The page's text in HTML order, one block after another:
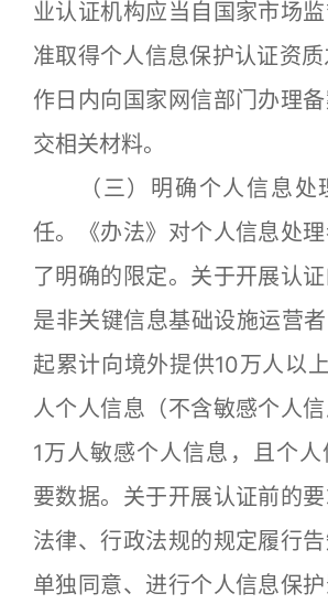
业认证机构应当自国家市场
准取得个人信息保护认证资
作日内向国家网信部门办理
交相关材料。
（三）明确个人信息处
任。《办法》对个人信息处
了明确的限定。关于开展认
是非关键信息基础设施运营者
起累计向境外提供10万人以
人个人信息（不含敏感个人
1万人敏感个人信息，且个
要数据。关于开展认证前的
法律、行政法规的规定履行
单独同意、进行个人信息保